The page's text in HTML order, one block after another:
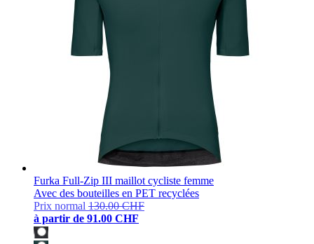
Furka Full-Zip III maillot cycliste femme
Avec des bouteilles en PET recyclées
Prix normal 130.00 CHF
à partir de 91.00 CHF